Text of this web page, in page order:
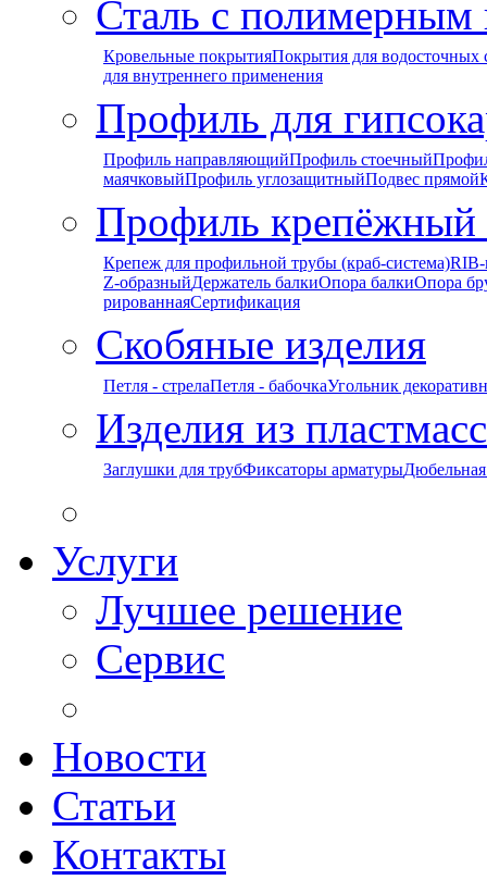
Сталь с
Кровельные покрытияПокрытия для водосточных
для внутреннего применения
Профиль для
Профиль направляющийПрофиль стоечный
маячковыйПрофиль углозащитныйПодвес прямой
Профиль
Крепеж для профильной трубы (краб-система)
Z-образныйДержатель балкиОпора балкиОпора
рированнаяСертификация
Скобяные изделия
Петля - стрелаПетля - бабочкаУгольник
Изделия из
Заглушки для трубФиксаторы арматуры
Услуги
Лучшее решение
Сервис
Новости
Статьи
Контакты